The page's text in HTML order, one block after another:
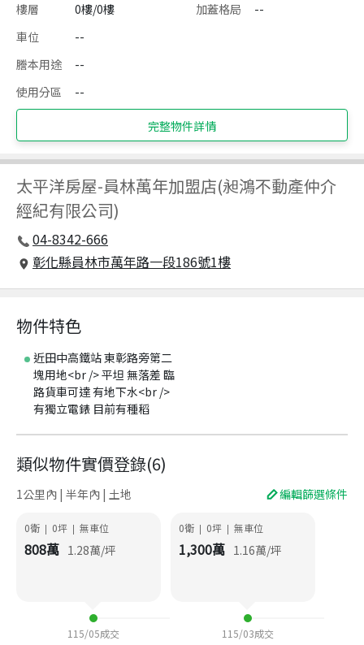
樓層
0樓/0樓 加蓋格局
--
車位
--
謄本用途
--
使用分區
--
完整物件詳情
太平洋房屋-員林萬年加盟店(昶鴻不動產仲介
經紀有限公司)
04-8342-666
彰化縣員林市萬年路一段186號1樓
物件特色
近田中高鐵站 東彰路旁第二
塊用地<br /> 平坦 無落差 臨
路貨車可達 有地下水<br />
有獨立電錶 目前有種稻
類似物件實價登錄(6)
1公里內 | 半年內 | 土地 編輯篩選條件
0衛 | 0坪 | 無車位
808萬 1.28萬/坪
115/05成交
0衛 | 0坪 | 無車位
1,300萬 1.16萬/坪
115/03成交